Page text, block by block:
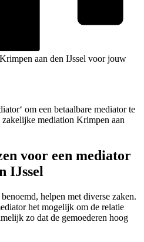
aan den IJssel voor jouw
om een betaalbare mediator te
mediation Krimpen aan
voor een mediator
IJssel
helpen met diverse zaken.
het mogelijk om de relatie
zo dat de gemoederen hoog